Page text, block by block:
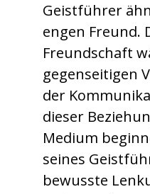
Geistführer
engen Freund.
Freundschaft
gegenseitigen
der
dieser
Medium
seines
bewusste